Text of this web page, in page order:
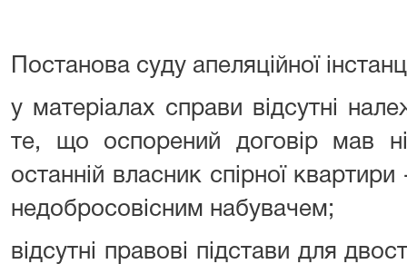
Постанова суду апеляційної
у матеріалах справи відсутні
те, що оспорений договір мав
останній власник спірної
недобросовісним набувачем;
відсутні правові підстави для